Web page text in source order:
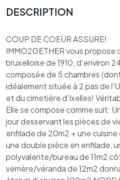
DESCRIPTION
COUP DE COEUR ASSURE!
IMMO2GETHER vous propose
bruxelloise de 1910, d'environ
composée de 5 chambres
idéalement située à 2 pas de
et du cimetière d'Ixelles!
Elle se compose comme suit:
jour desservant les pièces de
enfilade de 20m2 + une
une double pièce en enfilade,
polyvalente/bureau de 11m2
verrière/véranda de 12m2